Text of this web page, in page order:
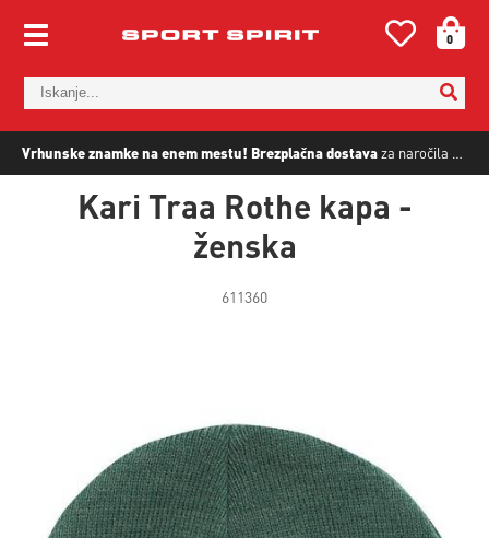
Vrhunske znamke na enem mestu! Brezplačna dostavaza naročila nad
0
Kari Traa Rothe kapa -
ženska
611360